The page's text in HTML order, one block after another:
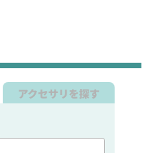
アクセサリを探す